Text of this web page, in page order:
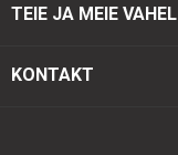
TEIE JA MEIE VAHEL
KONTAKT